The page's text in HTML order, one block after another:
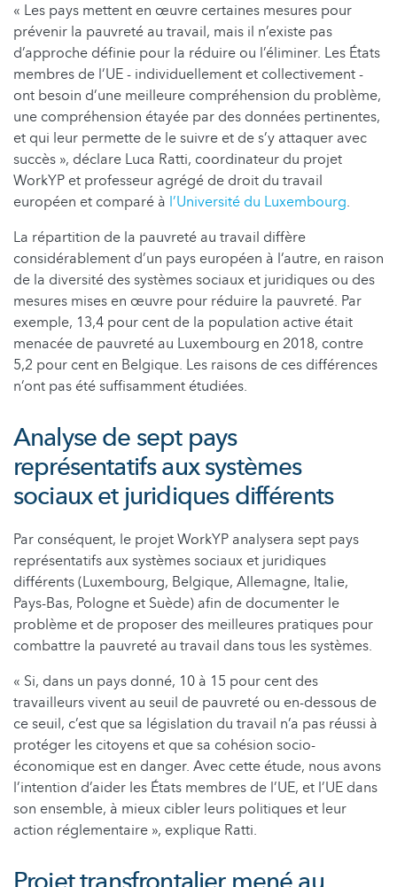
« Les pays mettent en œuvre certaines mesures pour
prévenir la pauvreté au travail, mais il n’existe pas
d’approche définie pour la réduire ou l’éliminer. Les États
membres de l’UE - individuellement et collectivement -
ont besoin d’une meilleure compréhension du problème,
une compréhension étayée par des données pertinentes,
et qui leur permette de le suivre et de s’y attaquer avec
succès », déclare Luca Ratti, coordinateur du projet
WorkYP et professeur agrégé de droit du travail
européen et comparé à l’Université du Luxembourg.
La répartition de la pauvreté au travail diffère
considérablement d’un pays européen à l’autre, en raison
de la diversité des systèmes sociaux et juridiques ou des
mesures mises en œuvre pour réduire la pauvreté. Par
exemple, 13,4 pour cent de la population active était
menacée de pauvreté au Luxembourg en 2018, contre
5,2 pour cent en Belgique. Les raisons de ces différences
n’ont pas été suffisamment étudiées.
Analyse de sept pays
représentatifs aux systèmes
sociaux et juridiques différents
Par conséquent, le projet WorkYP analysera sept pays
représentatifs aux systèmes sociaux et juridiques
différents (Luxembourg, Belgique, Allemagne, Italie,
Pays-Bas, Pologne et Suède) afin de documenter le
problème et de proposer des meilleures pratiques pour
combattre la pauvreté au travail dans tous les systèmes.
« Si, dans un pays donné, 10 à 15 pour cent des
travailleurs vivent au seuil de pauvreté ou en-dessous de
ce seuil, c’est que sa législation du travail n’a pas réussi à
protéger les citoyens et que sa cohésion socio-
économique est en danger. Avec cette étude, nous avons
l’intention d’aider les États membres de l’UE, et l’UE dans
son ensemble, à mieux cibler leurs politiques et leur
action réglementaire », explique Ratti.